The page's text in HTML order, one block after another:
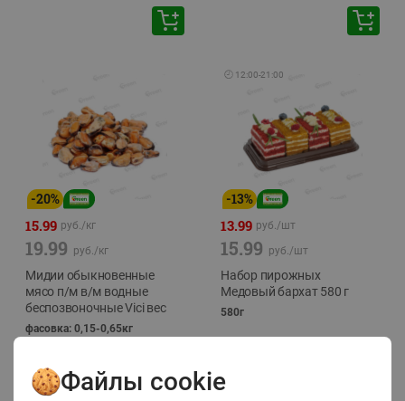
-20%
15.99 руб./кг
19.99 руб./кг
Мидии обыкновенные
мясо п/м в/м водные
беспозвоночные Vici вес
фасовка: 0,15-0,65кг
🕘 12:00-21:00
-13%
13.99 руб./шт
15.99 руб./шт
Набор пирожных
Медовый бархат 580 г
580г
Файлы cookie